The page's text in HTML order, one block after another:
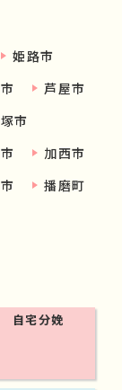
姫路市
芦屋市
市
加西市
播磨町
自宅分娩